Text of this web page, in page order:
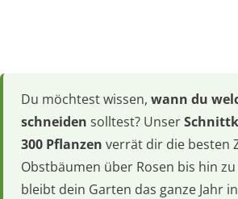
Du möchtest wissen, wann du
schneiden solltest? Unser
300 Pflanzen verrät dir die besten
Obstbäumen über Rosen bis hin
bleibt dein Garten das ganze Jahr